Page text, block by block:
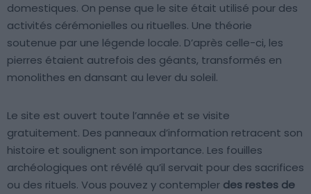
domestiques. On pense que le site était utilisé pour des
activités cérémonielles ou rituelles. Une théorie
soutenue par une légende locale. D’après celle-ci, les
pierres étaient autrefois des géants, transformés en
monolithes en dansant au lever du soleil.
Le site est ouvert toute l’année et se visite
gratuitement. Des panneaux d’information retracent son
histoire et soulignent son importance. Les fouilles
archéologiques ont révélé qu’il servait pour des sacrifices
ou des rituels. Vous pouvez y contempler des restes de